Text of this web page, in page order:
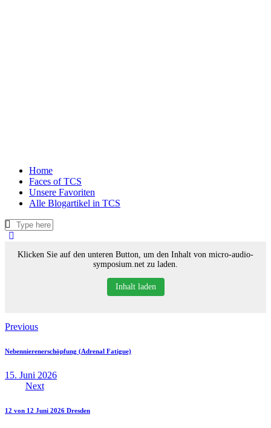
Home
Faces of TCS
Unsere Favoriten
Alle Blogartikel in TCS
Klicken Sie auf den unteren Button, um den Inhalt von micro-audio-
symposium.net zu laden.
Inhalt laden
Beitragsnavigation
Previous
Nebennierenerschöpfung (Adrenal Fatigue)
15. Juni 2026
Next
12 von 12 Juni 2026 Dresden